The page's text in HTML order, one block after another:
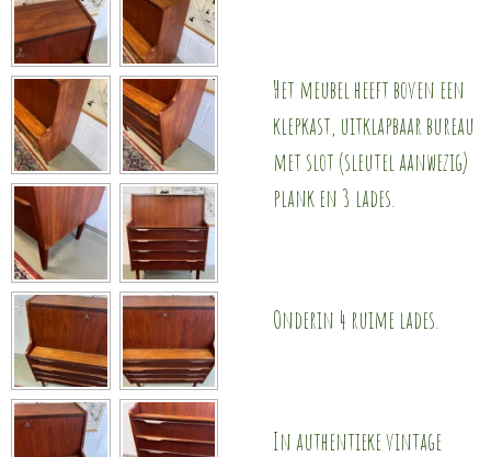
Het meubel heeft boven een
klepkast, uitklapbaar bureau
met slot (sleutel aanwezig)
plank en 3 lades.
Onderin 4 ruime lades.
In authentieke vintage